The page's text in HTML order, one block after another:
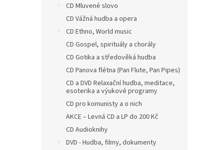
CD Mluvené slovo
CD Vážná hudba a opera
CD Ethno, World music
CD Gospel, spirituály a chorály
CD Gotika a středověká hudba
CD Panova flétna (Pan Flute, Pan Pipes)
CD a DVD Relaxační hudba, meditace,
esoterika a výukové programy
CD pro komunisty a o nich
AKCE – Levná CD a LP do 200 Kč
CD Audioknihy
DVD - Hudba, filmy, dokumenty